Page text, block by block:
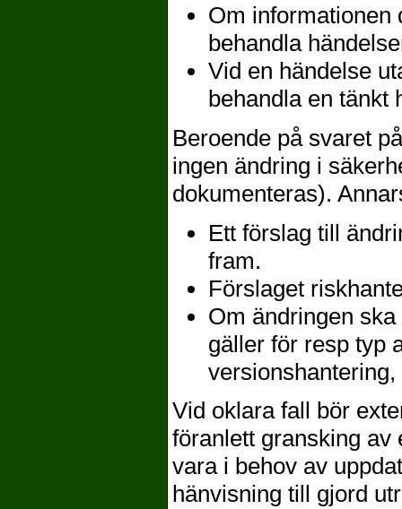
Om informationen
behandla
Vid en händelse
behandla en tänkt
Beroende på svaret
ingen ändring i
dokumenteras).
Ett förslag till
fram.
Förslaget
Om ändringen
gäller för resp typ
Vid oklara fall bör
föranlett gransking av
vara i behov av
hänvisning till gjord